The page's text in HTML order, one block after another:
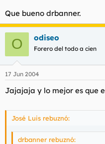
Que bueno drbanner.
O odiseo
Forero del todo a cien
17 Jun 2004
Jajajaja y lo mejor es que
José Luis rebuznó:
drbanner rebuznó: